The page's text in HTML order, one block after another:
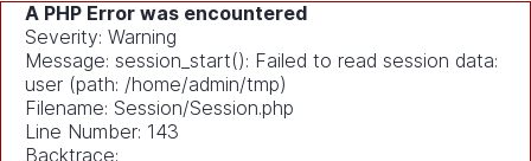
A PHP Error was encountered
Severity: Warning
Message: session_start(): Failed to read session data:
user (path: /home/admin/tmp)
Filename: Session/Session.php
Line Number: 143
Backtrace: